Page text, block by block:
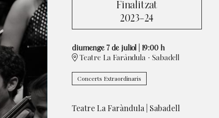
Finalitzat
2023-24
diumenge 7 de juliol
19:00 h
Teatre La Faràndula · Sabadell
Concerts Extraordinaris
Teatre La Faràndula | Sabadell